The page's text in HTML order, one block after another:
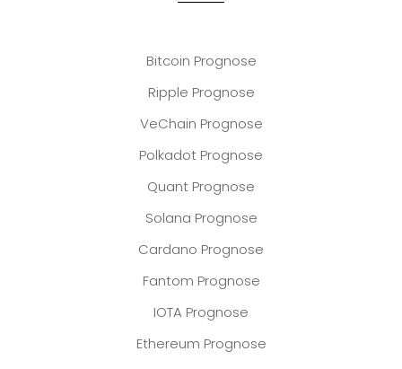
Bitcoin Prognose
Ripple Prognose
VeChain Prognose
Polkadot Prognose
Quant Prognose
Solana Prognose
Cardano Prognose
Fantom Prognose
IOTA Prognose
Ethereum Prognose